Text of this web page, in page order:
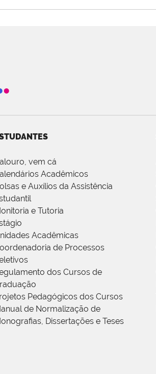
vem cá
Acadêmicos
e Auxílios da Assistência
e Tutoria
Acadêmicas
de Processos
dos Cursos de
Pedagógicos dos Cursos
de Normalização de
Dissertações e Teses